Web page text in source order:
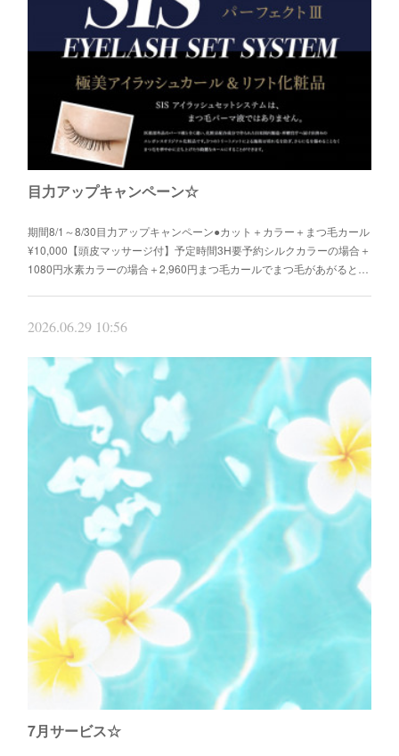
目力アップキャンペーン☆
期間8/1～8/30目力アップキャンペーン●カット＋カラー＋まつ毛カール
¥10,000【頭皮マッサージ付】予定時間3H要予約シルクカラーの場合＋
1080円水素カラーの場合＋2,960円まつ毛カールでまつ毛があがると…
2026.06.29 10:56
7月サービス☆